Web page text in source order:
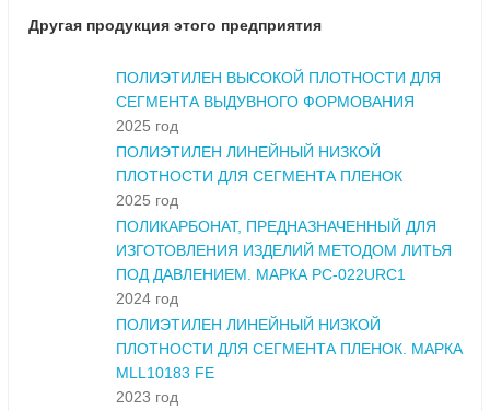
Другая продукция этого предприятия
ПОЛИЭТИЛЕН ВЫСОКОЙ ПЛОТНОСТИ ДЛЯ
СЕГМЕНТА ВЫДУВНОГО ФОРМОВАНИЯ
2025 год
ПОЛИЭТИЛЕН ЛИНЕЙНЫЙ НИЗКОЙ
ПЛОТНОСТИ ДЛЯ СЕГМЕНТА ПЛЕНОК
2025 год
ПОЛИКАРБОНАТ, ПРЕДНАЗНАЧЕННЫЙ ДЛЯ
ИЗГОТОВЛЕНИЯ ИЗДЕЛИЙ МЕТОДОМ ЛИТЬЯ
ПОД ДАВЛЕНИЕМ. МАРКА PC-022URC1
2024 год
ПОЛИЭТИЛЕН ЛИНЕЙНЫЙ НИЗКОЙ
ПЛОТНОСТИ ДЛЯ СЕГМЕНТА ПЛЕНОК. МАРКА
MLL10183 FE
2023 год